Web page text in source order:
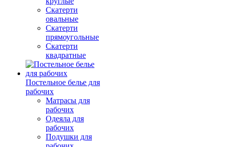
Скатерти
овальные
Скатерти
прямоугольные
Скатерти
квадратные
Постельное белье для
рабочих
Матрасы для
рабочих
Одеяла для
рабочих
Подушки для